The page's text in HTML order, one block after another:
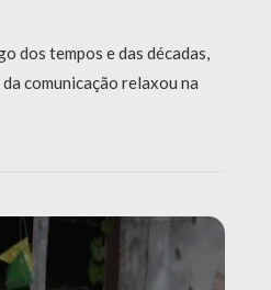
dos tempos e das décadas,
comunicação relaxou na